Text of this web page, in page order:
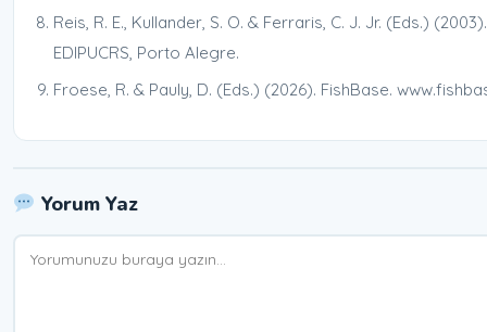
Reis, R. E., Kullander, S. O. & Ferraris, C. J. Jr. (Eds.)
EDIPUCRS, Porto Alegre.
Froese, R. & Pauly, D. (Eds.) (2026). FishBase.
Yorum Yaz
Yorum